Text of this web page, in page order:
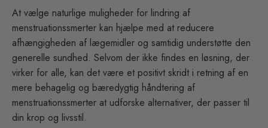
At vælge naturlige muligheder for lindring af
menstruationssmerter kan hjælpe med at reducere
afhængigheden af lægemidler og samtidig understøtte den
generelle sundhed. Selvom der ikke findes en løsning, der
virker for alle, kan det være et positivt skridt i retning af en
mere behagelig og bæredygtig håndtering af
menstruationssmerter at udforske alternativer, der passer til
din krop og livsstil.